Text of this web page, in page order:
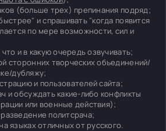
(больше трех) препинания подряд;
и спрашивать "когда появится
по мере возможности, сил и
и в какую очередь озвучивать;
сторонних творческих объединений/
дубляжу;
и пользователей сайта;
и обсуждать какие-либо конфликты
или военные действия);
политсрача;
языках отличных от русского.